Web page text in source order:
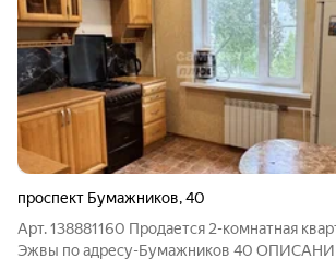
проспект Бумажников,40
Арт. 138881160 Продается 2-комнатная
Эжвы по адресу-Бумажников 40